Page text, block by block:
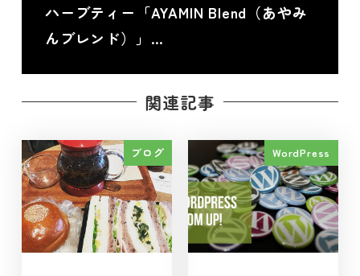
ハーブティー「AYAMIN Blend（あやみ
んブレンド）」…
関連記事
ブログ WordPress